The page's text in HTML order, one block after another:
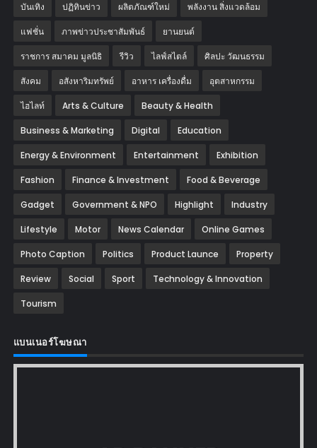
บันเทิง ปฏิทินข่าว ผลิตภัณฑ์ใหม่ พลังงาน สิ่งแวดล้อม
แฟชั่น ภาพข่าวประชาสัมพันธ์ ‎ยานยนต์‎
ราชการ สมาคม มูลนิธิ รีวิว ไลฟ์สไตล์ ศิลปะ วัฒนธรรม
สังคม อสังหาริมทรัพย์ อาหาร เครื่องดื่ม อุตสาหกรรม
ไฮไลท์ Arts & Culture Beauty & Health
Business & Marketing Digital Education
Energy & Environment Entertainment Exhibition
Fashion Finance & Investment Food & Beverage
Gadget Government & NPO Highlight Industry
Lifestyle Motor News Calendar Online Games
Photo Caption Politics Product Launce Property
Review Social Sport Technology & Innovation
Tourism
แบนเนอร์โฆษณา